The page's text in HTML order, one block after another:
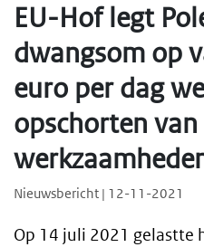
EU-Hof legt
dwangsom op
euro per dag
opschorten van
Nieuwsbericht | 12-11-2021
Op 14 juli 2021 gelastte